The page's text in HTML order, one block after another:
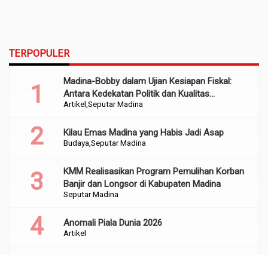
TERPOPULER
Artikel Seputar Madina
Madina-Bobby dalam Ujian Kesiapan Fiskal:
Antara Kedekatan Politik dan Kualitas
Perencanaan
Budaya Seputar Madina
Kilau Emas Madina yang Habis Jadi Asap
Seputar Madina
KMM Realisasikan Program Pemulihan Korban
Banjir dan Longsor di Kabupaten Madina
Artikel
Anomali Piala Dunia 2026